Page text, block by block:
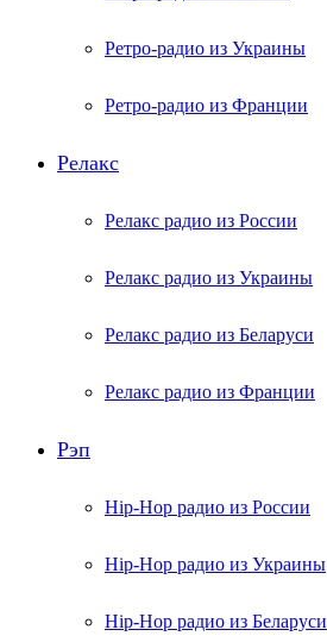
Ретро-радио из Украины
Ретро-радио из Франции
Релакс
Релакс радио из России
Релакс радио из Украины
Релакс радио из Беларуси
Релакс радио из Франции
Рэп
Hip-Hop радио из России
Hip-Hop радио из Украины
Hip-Hop радио из Беларуси